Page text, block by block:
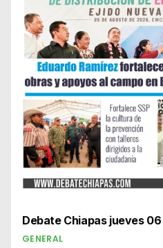
Debate Chiapas jueves
GENERAL